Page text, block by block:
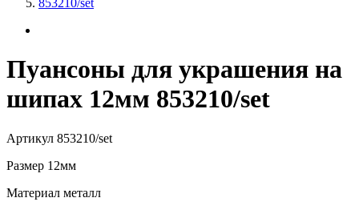
Пуансоны для украшения на
шипах 12мм 853210/set
Артикул 853210/set
Размер 12мм
Материал металл